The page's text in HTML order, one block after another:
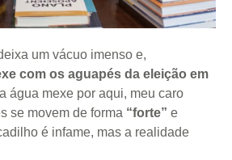
um vácuo imenso e,
com os aguapés da eleição em
água mexe por aqui, meu caro
se movem de forma “forte” e
é infame, mas a realidade